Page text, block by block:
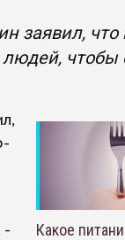
заявил, что
людей,
-
Какое